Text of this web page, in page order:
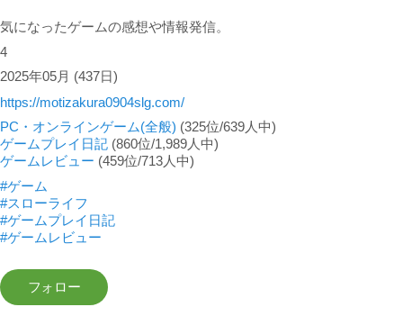
気になったゲームの感想や情報発信。
4
2025年05月 (437日)
https://motizakura0904slg.com/
PC・オンラインゲーム(全般) (325位/639人中)
ゲームプレイ日記 (860位/1,989人中)
ゲームレビュー (459位/713人中)
#ゲーム
#スローライフ
#ゲームプレイ日記
#ゲームレビュー